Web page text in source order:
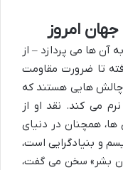
امروز
آن ها می پردازد – از
تا ضرورت مقاومت
چالش هایی هستند که
می کند. نقد او از
ها، همچنان در دنیای
و بنیادگرایی است،
بشر» سخن می گفت،